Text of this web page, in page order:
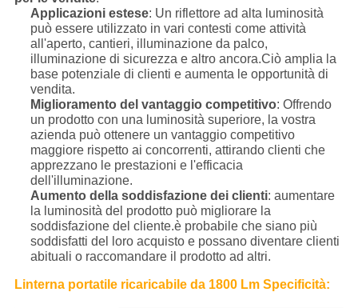
Applicazioni estese: Un riflettore ad alta luminosità
può essere utilizzato in vari contesti come attività
all'aperto, cantieri, illuminazione da palco,
illuminazione di sicurezza e altro ancora.Ciò amplia la
base potenziale di clienti e aumenta le opportunità di
vendita.
Miglioramento del vantaggio competitivo: Offrendo
un prodotto con una luminosità superiore, la vostra
azienda può ottenere un vantaggio competitivo
maggiore rispetto ai concorrenti, attirando clienti che
apprezzano le prestazioni e l'efficacia
dell'illuminazione.
Aumento della soddisfazione dei clienti: aumentare
la luminosità del prodotto può migliorare la
soddisfazione del cliente.è probabile che siano più
soddisfatti del loro acquisto e possano diventare clienti
abituali o raccomandare il prodotto ad altri.
Linterna portatile ricaricabile da 1800 Lm Specificità: